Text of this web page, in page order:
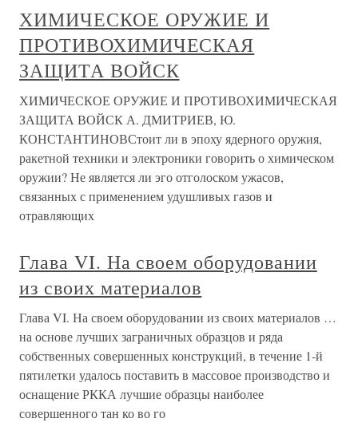
ХИМИЧЕСКОЕ ОРУЖИЕ И
ПРОТИВОХИМИЧЕСКАЯ
ЗАЩИТА ВОЙСК
ХИМИЧЕСКОЕ ОРУЖИЕ И ПРОТИВОХИМИЧЕСКАЯ
ЗАЩИТА ВОЙСК А. ДМИТРИЕВ, Ю.
КОНСТАНТИНОВСтоит ли в эпоху ядерного оружия,
ракетной техники и электроники говорить о химическом
оружии? Не является ли эго отголоском ужасов,
связанных с применением удушливых газов и
отравляющих
Глава VI. На своем оборудовании
из своих материалов
Глава VI. На своем оборудовании из своих материалов …
на основе лучших заграничных образцов и ряда
собственных совершенных конструкций, в течение 1-й
пятилетки удалось поставить в массовое производство и
оснащение РККА лучшие образцы наиболее
совершенного тан ко во го